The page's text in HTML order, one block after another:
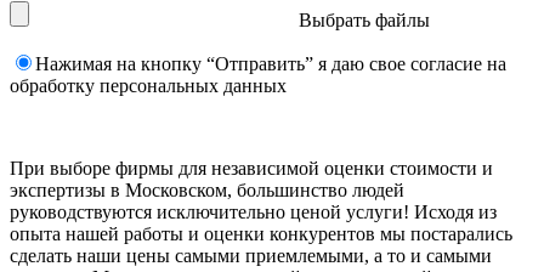
Выбрать файлы
Нажимая на кнопку “Отправить” я даю свое согласие на
обработку персональных данных
При выборе фирмы для независимой оценки стоимости и
экспертизы в Московском, большинство людей
руководствуются исключительно ценой услуги! Исходя из
опыта нашей работы и оценки конкурентов мы постарались
сделать наши цены самыми приемлемыми, а то и самыми